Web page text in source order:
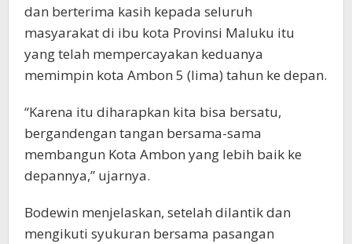
dan berterima kasih kepada seluruh
masyarakat di ibu kota Provinsi Maluku itu
yang telah mempercayakan keduanya
memimpin kota Ambon 5 (lima) tahun ke depan.
“Karena itu diharapkan kita bisa bersatu,
bergandengan tangan bersama-sama
membangun Kota Ambon yang lebih baik ke
depannya,” ujarnya.
Bodewin menjelaskan, setelah dilantik dan
mengikuti syukuran bersama pasangan